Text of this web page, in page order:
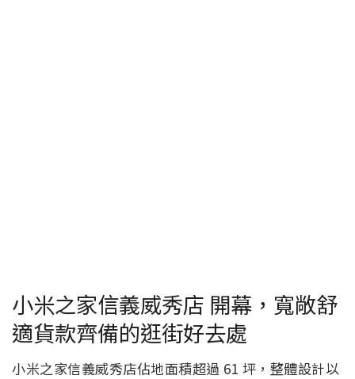
小米之家信義威秀店 開幕，寬敞舒
適貨款齊備的逛街好去處
小米之家信義威秀店佔地面積超過 61 坪，整體設計以